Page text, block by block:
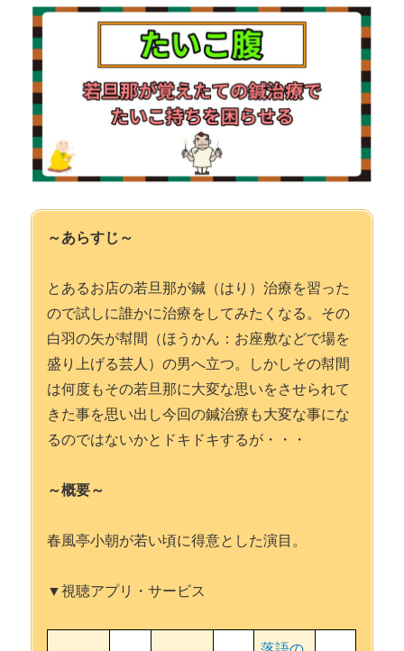
～あらすじ～
とあるお店の若旦那が鍼（はり）治療を習った
ので試しに誰かに治療をしてみたくなる。その
白羽の矢が幇間（ほうかん：お座敷などで場を
盛り上げる芸人）の男へ立つ。しかしその幇間
は何度もその若旦那に大変な思いをさせられて
きた事を思い出し今回の鍼治療も大変な事にな
るのではないかとドキドキするが・・・
～概要～
春風亭小朝が若い頃に得意とした演目。
▼視聴アプリ・サービス